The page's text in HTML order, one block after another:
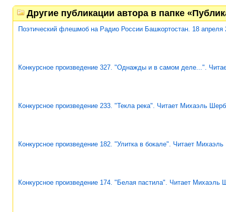
Другие публикации автора в папке
Поэтический флешмоб на Радио России Башкортостан. 18 апреля
Конкурсное произведение 327. "Однажды и в самом деле...".
Конкурсное произведение 233. "Текла река". Читает Михаэль Шерб
Конкурсное произведение 182. "Улитка в бокале". Читает
Конкурсное произведение 174. "Белая пастила". Читает Михаэль